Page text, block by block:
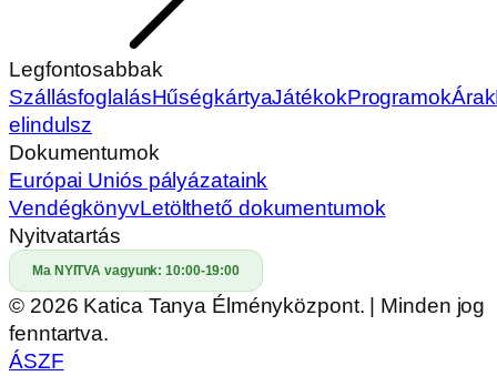
Legfontosabbak
SzállásfoglalásHűségkártyaJátékokProgramokÁrak
elindulsz
Dokumentumok
Európai Uniós pályázataink
VendégkönyvLetölthető dokumentumok
Nyitvatartás
Ma NYITVA vagyunk:10:00-19:00
© 2026 Katica Tanya Élményközpont. | Minden jog
fenntartva.
ÁSZF